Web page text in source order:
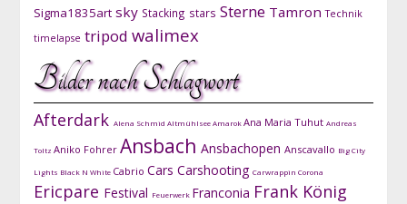
Sigma1835art sky Stacking stars Sterne Tamron Technik
timelapse tripod walimex
Bilder nach Schlagwort
Afterdark Alena Schmid AltmühlseeAmarokAna Maria Tuhut Andreas
Toltz Aniko Fohrer Ansbach Ansbachopen Anscavallo Big City
Lights Black N White Cabrio Cars Carshooting Carwrappin Corona
Ericpare Festival Feuerwerk Franconia Frank König